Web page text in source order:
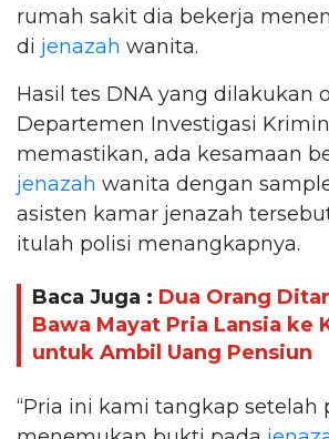
rumah sakit dia bekerja
di jenazah wanita.
Hasil tes DNA yang dilakukan
Departemen Investigasi
memastikan, ada kesamaan
jenazah wanita dengan
asisten kamar jenazah
itulah polisi menangkapnya.
Baca Juga : Dua Orang
Bawa Mayat Pria Lansia ke
untuk Ambil Uang Pensiun
“Pria ini kami tangkap setelah